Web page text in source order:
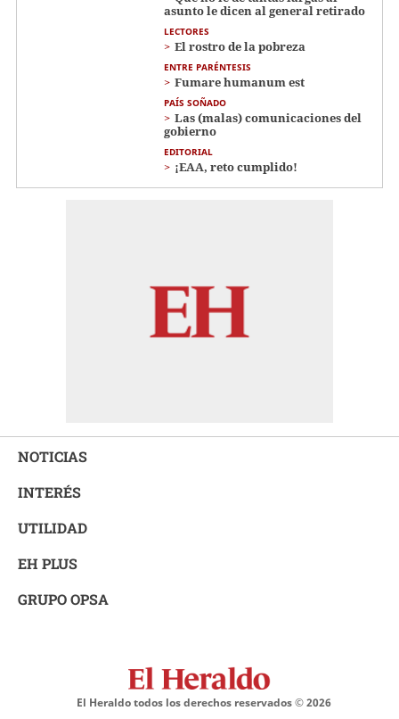
asunto le dicen al general retirado
LECTORES
El rostro de la pobreza
ENTRE PARÉNTESIS
Fumare humanum est
PAÍS SOÑADO
Las (malas) comunicaciones del
gobierno
EDITORIAL
¡EAA, reto cumplido!
NOTICIAS
INTERÉS
UTILIDAD
EH PLUS
GRUPO OPSA
El Heraldo todos los derechos reservados ©2026